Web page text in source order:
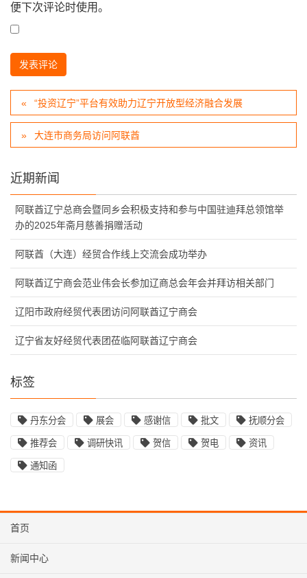
便下次评论时使用。
“投资辽宁”平台有效助力辽宁开放型经济融合发展
大连市商务局访问阿联酋
近期新闻
阿联酋辽宁总商会暨同乡会积极支持和参与中国驻迪拜总领馆举
办的2025年斋月慈善捐赠活动
阿联酋（大连）经贸合作线上交流会成功举办
阿联酋辽宁商会范业伟会长参加辽商总会年会并拜访相关部门
辽阳市政府经贸代表团访问阿联酋辽宁商会
辽宁省友好经贸代表团莅临阿联酋辽宁商会
标签
丹东分会 展会 感谢信 批文 抚顺分会
推荐会 调研快讯 贺信 贺电 资讯
通知函
首页
新闻中心